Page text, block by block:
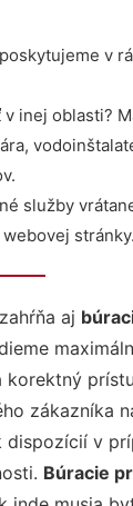
v
inej oblasti?
služby
stránky.
aj
zákazníka
dispozícií v
Búracie